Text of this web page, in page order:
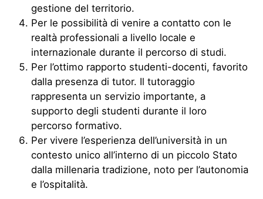
gestione del territorio.
Per le possibilità di venire a contatto con le
realtà professionali a livello locale e
internazionale durante il percorso di studi.
Per l’ottimo rapporto studenti-docenti, favorito
dalla presenza di tutor. Il tutoraggio
rappresenta un servizio importante, a
supporto degli studenti durante il loro
percorso formativo.
Per vivere l’esperienza dell’università in un
contesto unico all’interno di un piccolo Stato
dalla millenaria tradizione, noto per l’autonomia
e l’ospitalità.